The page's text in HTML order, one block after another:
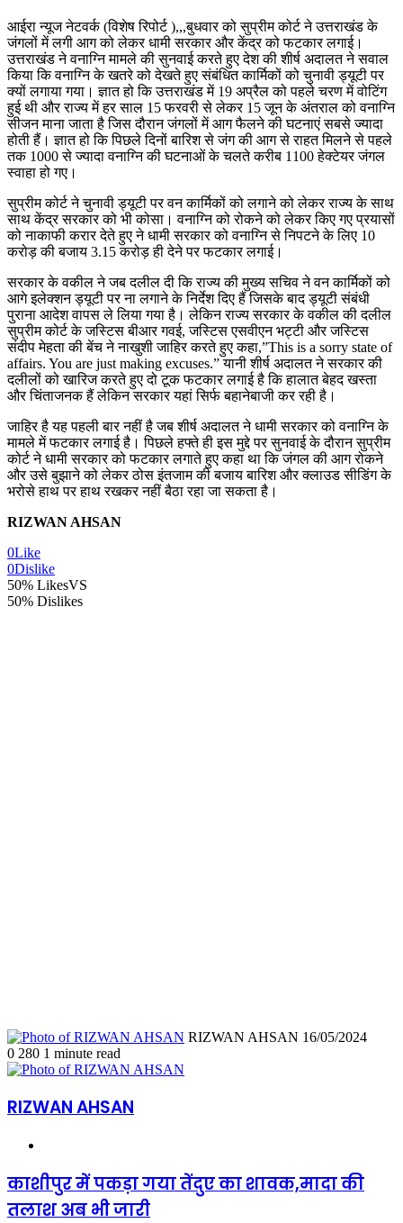
आईरा न्यूज नेटवर्क (विशेष रिपोर्ट ),,,बुधवार को सुप्रीम कोर्ट ने उत्तराखंड के
जंगलों में लगी आग को लेकर धामी सरकार और केंद्र को फटकार लगाई।
उत्तराखंड ने वनाग्नि मामले की सुनवाई करते हुए देश की शीर्ष अदालत ने सवाल
किया कि वनाग्नि के खतरे को देखते हुए संबंधित कार्मिकों को चुनावी ड्यूटी पर
क्यों लगाया गया। ज्ञात हो कि उत्तराखंड में 19 अप्रैल को पहले चरण में वोटिंग
हुई थी और राज्य में हर साल 15 फरवरी से लेकर 15 जून के अंतराल को वनाग्नि
सीजन माना जाता है जिस दौरान जंगलों में आग फैलने की घटनाएं सबसे ज्यादा
होती हैं। ज्ञात हो कि पिछले दिनों बारिश से जंग की आग से राहत मिलने से पहले
तक 1000 से ज्यादा वनाग्नि की घटनाओं के चलते करीब 1100 हेक्टेयर जंगल
स्वाहा हो गए।
सुप्रीम कोर्ट ने चुनावी ड्यूटी पर वन कार्मिकों को लगाने को लेकर राज्य के साथ
साथ केंद्र सरकार को भी कोसा। वनाग्नि को रोकने को लेकर किए गए प्रयासों
को नाकाफी करार देते हुए ने धामी सरकार को वनाग्नि से निपटने के लिए 10
करोड़ की बजाय 3.15 करोड़ ही देने पर फटकार लगाई।
सरकार के वकील ने जब दलील दी कि राज्य की मुख्य सचिव ने वन कार्मिकों को
आगे इलेक्शन ड्यूटी पर ना लगाने के निर्देश दिए हैं जिसके बाद ड्यूटी संबंधी
पुराना आदेश वापस ले लिया गया है। लेकिन राज्य सरकार के वकील की दलील
सुप्रीम कोर्ट के जस्टिस बीआर गवई, जस्टिस एसवीएन भट्टी और जस्टिस
संदीप मेहता की बेंच ने नाखुशी जाहिर करते हुए कहा,”This is a sorry state of
affairs. You are just making excuses.” यानी शीर्ष अदालत ने सरकार की
दलीलों को खारिज करते हुए दो टूक फटकार लगाई है कि हालात बेहद खस्ता
और चिंताजनक हैं लेकिन सरकार यहां सिर्फ बहानेबाजी कर रही है।
जाहिर है यह पहली बार नहीं है जब शीर्ष अदालत ने धामी सरकार को वनाग्नि के
मामले में फटकार लगाई है। पिछले हफ्ते ही इस मुद्दे पर सुनवाई के दौरान सुप्रीम
कोर्ट ने धामी सरकार को फटकार लगाते हुए कहा था कि जंगल की आग रोकने
और उसे बुझाने को लेकर ठोस इंतजाम की बजाय बारिश और क्लाउड सीडिंग के
भरोसे हाथ पर हाथ रखकर नहीं बैठा रहा जा सकता है।
RIZWAN AHSAN
0Like
0Dislike
50% LikesVS
50% Dislikes
RIZWAN AHSAN Send
16/05/2024
0 280 1 minute read
RIZWAN AHSAN
काशीपुर
में
पकड़ा
काशीपुर में पकड़ा गया तेंदुए का शावक,मादा की
तलाश अब भी जारी